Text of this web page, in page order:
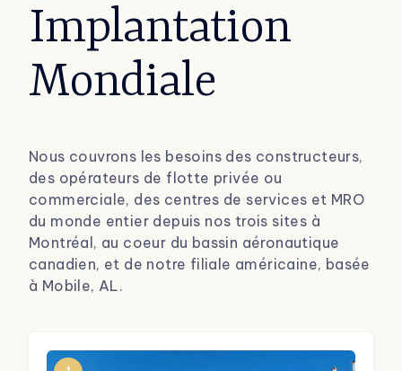
Implantation
Mondiale
Nous couvrons les besoins des constructeurs,
des opérateurs de flotte privée ou
commerciale, des centres de services et MRO
du monde entier depuis nos trois sites à
Montréal, au coeur du bassin aéronautique
canadien, et de notre filiale américaine, basée
à Mobile, AL.